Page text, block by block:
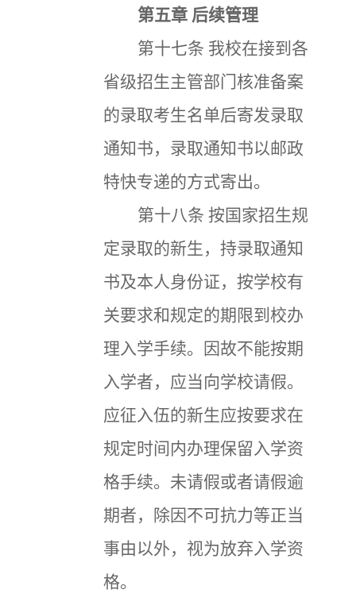
第五章 后续管理
第十七条 我校在接到各
省级招生主管部门核准备案
的录取考生名单后寄发录取
通知书，录取通知书以邮政
特快专递的方式寄出。
第十八条 按国家招生规
定录取的新生，持录取通知
书及本人身份证，按学校有
关要求和规定的期限到校办
理入学手续。因故不能按期
入学者，应当向学校请假。
应征入伍的新生应按要求在
规定时间内办理保留入学资
格手续。未请假或者请假逾
期者，除因不可抗力等正当
事由以外，视为放弃入学资
格。